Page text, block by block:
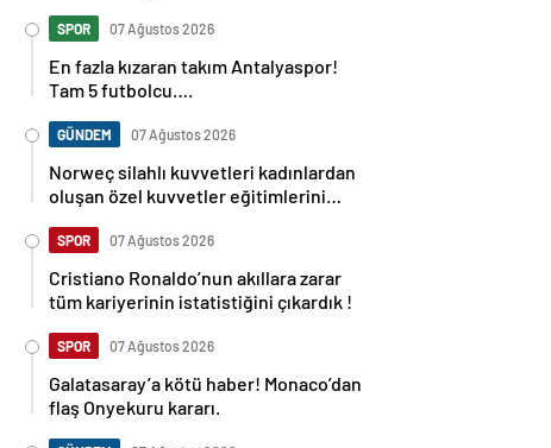
SPOR 07 Ağustos 2026
En fazla kızaran takım Antalyaspor!
Tam 5 futbolcu….
GÜNDEM 07 Ağustos 2026
Norweç silahlı kuvvetleri kadınlardan
oluşan özel kuvvetler eğitimlerini
SPOR 07 Ağustos 2026
Cristiano Ronaldo’nun akıllara zarar
tüm kariyerinin istatistiğini çıkardık !
SPOR 07 Ağustos 2026
Galatasaray’a kötü haber! Monaco’dan
flaş Onyekuru kararı.